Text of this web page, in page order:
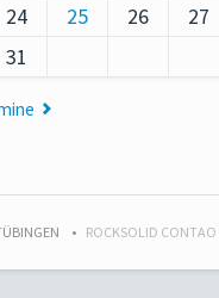
24 25 26 27
31
ROCKSOLID CONTAO